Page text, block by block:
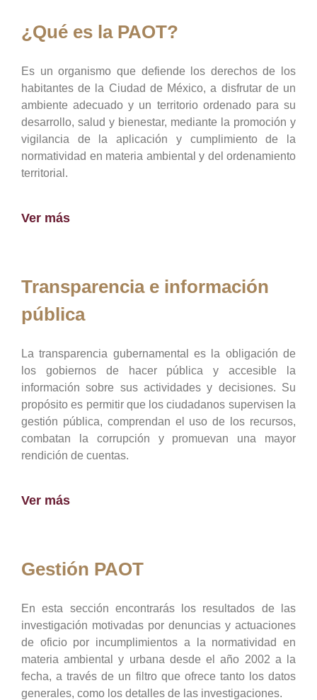
¿Qué es la PAOT?
Es un organismo que defiende los derechos de los
habitantes de la Ciudad de México, a disfrutar de un
ambiente adecuado y un territorio ordenado para su
desarrollo, salud y bienestar, mediante la promoción y
vigilancia de la aplicación y cumplimiento de la
normatividad en materia ambiental y del ordenamiento
territorial.
Ver más
Transparencia e información
pública
La transparencia gubernamental es la obligación de
los gobiernos de hacer pública y accesible la
información sobre sus actividades y decisiones. Su
propósito es permitir que los ciudadanos supervisen la
gestión pública, comprendan el uso de los recursos,
combatan la corrupción y promuevan una mayor
rendición de cuentas.
Ver más
Gestión PAOT
En esta sección encontrarás los resultados de las
investigación motivadas por denuncias y actuaciones
de oficio por incumplimientos a la normatividad en
materia ambiental y urbana desde el año 2002 a la
fecha, a través de un filtro que ofrece tanto los datos
generales, como los detalles de las investigaciones.